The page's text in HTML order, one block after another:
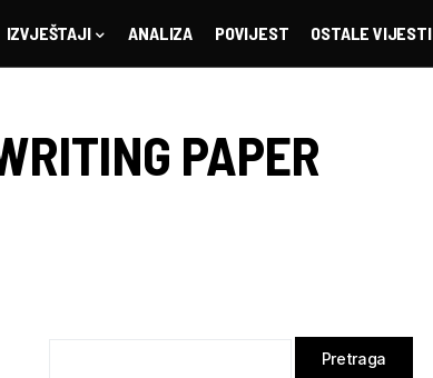
IZVJEŠTAJI ANALIZA POVIJEST OSTALE VIJESTI
PAPER